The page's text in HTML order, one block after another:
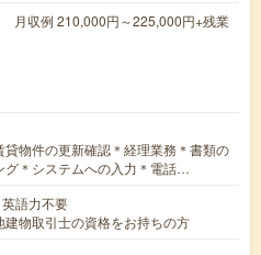
月収例 210,000円～225,000円+残業
貸物件の更新確認＊経理業務＊書類の
グ＊システムへの入力＊電話…
語力不要
物取引士の資格をお持ちの方